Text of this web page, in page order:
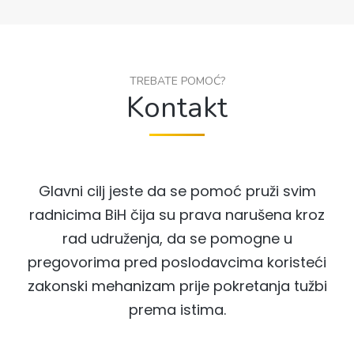
TREBATE POMOĆ?
Kontakt
Glavni cilj jeste da se pomoć pruži svim
radnicima BiH čija su prava narušena kroz
rad udruženja, da se pomogne u
pregovorima pred poslodavcima koristeći
zakonski mehanizam prije pokretanja tužbi
prema istima.